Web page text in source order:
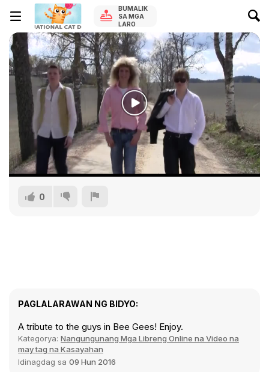
BUMALIK
SA MGA
LARO
0
PAGLALARAWAN NG BIDYO:
A tribute to the guys in Bee Gees! Enjoy.
Kategorya: Nangungunang Mga Libreng Online na Video na
may tag na Kasayahan
Idinagdag sa 09 Hun 2016